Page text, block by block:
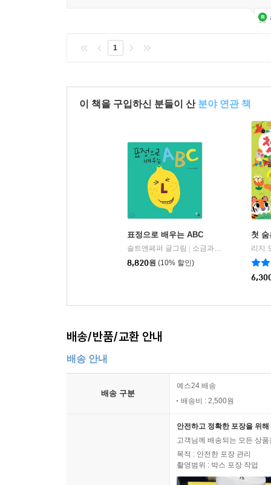
1
이 책을 구입하신 분들이 산 분야 연관 책
표정으로 배우는 ABC
솔트앤페퍼 글그림
소금과후추(킨더랜드)
8,820원 (10% 할인)
첫
배송/반품/교환 안내
배송 안내
배송 구분
예스24 배송
배송비 : 2,500원
안전하고 정확한 포장을 위
고객님께 배송되는 모든 상
목적 : 안전한 포장 관리
촬영범위 : 박스 포장 작업